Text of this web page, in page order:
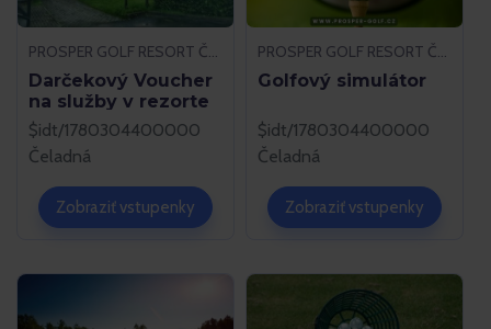
PROSPER GOLF RESORT ČELADNÁ
Darčekový Voucher
na služby v rezorte
$idt/1780304400000
Čeladná
Zobraziť vstupenky
PROSPER GOLF RESORT ČELADNÁ
Golfový simulátor
$idt/1780304400000
Čeladná
Zobraziť vstupenky